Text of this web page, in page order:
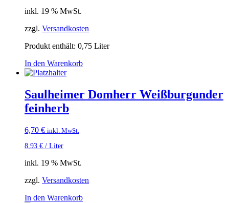
inkl. 19 % MwSt.
zzgl. Versandkosten
Produkt enthält: 0,75 Liter
In den Warenkorb
Saulheimer Domherr Weißburgunder
feinherb
6,70 € inkl. MwSt.
8,93 € / Liter
inkl. 19 % MwSt.
zzgl. Versandkosten
In den Warenkorb